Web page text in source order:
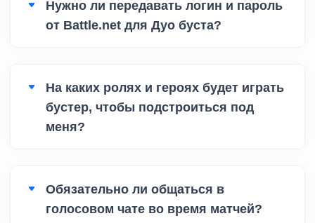
Нужно ли передавать логин и пароль
от Battle.net для Дуо буста?
На каких ролях и героях будет играть
бустер, чтобы подстроиться под
меня?
Обязательно ли общаться в
голосовом чате во время матчей?